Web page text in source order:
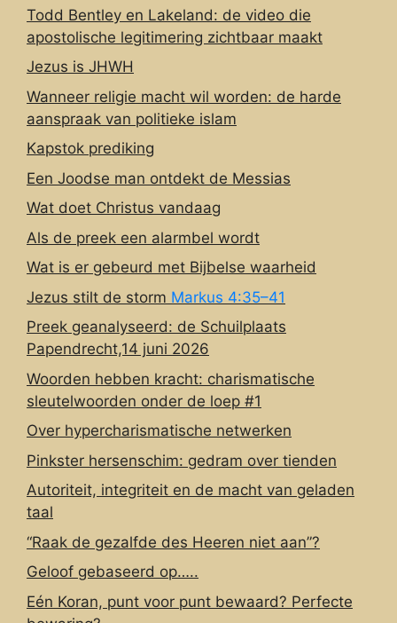
Todd Bentley en Lakeland: de video die
apostolische legitimering zichtbaar maakt
Jezus is JHWH
Wanneer religie macht wil worden: de harde
aanspraak van politieke islam
Kapstok prediking
Een Joodse man ontdekt de Messias
Wat doet Christus vandaag
Als de preek een alarmbel wordt
Wat is er gebeurd met Bijbelse waarheid
Jezus stilt de storm Markus 4:35–41
Preek geanalyseerd: de Schuilplaats
Papendrecht,14 juni 2026
Woorden hebben kracht: charismatische
sleutelwoorden onder de loep #1
Over hypercharismatische netwerken
Pinkster hersenschim: gedram over tienden
Autoriteit, integriteit en de macht van geladen
taal
“Raak de gezalfde des Heeren niet aan”?
Geloof gebaseerd op…..
Eén Koran, punt voor punt bewaard? Perfecte